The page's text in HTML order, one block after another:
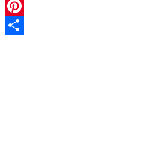
Line
Pinterest